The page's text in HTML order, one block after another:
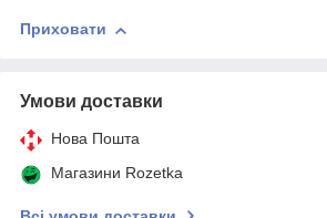
Приховати
Умови доставки
Нова Пошта
Магазини Rozetka